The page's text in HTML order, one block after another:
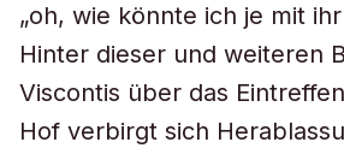
„oh, wie könnte ich je mit
Hinter dieser und weiteren
Viscontis über das
Hof verbirgt sich